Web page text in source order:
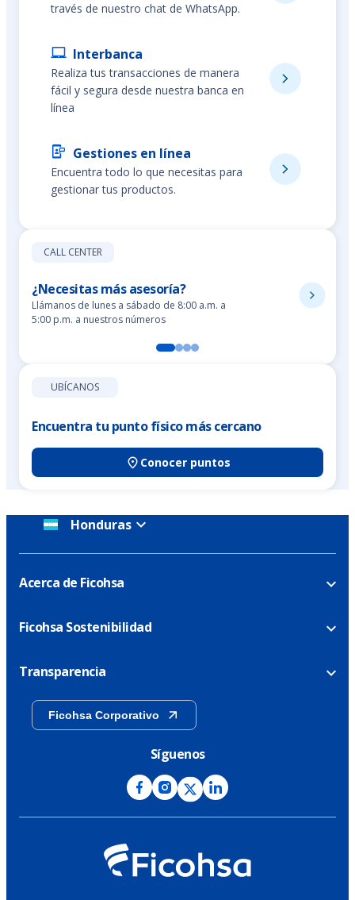
través de nuestro chat de WhatsApp.
Interbanca
Realiza tus transacciones de manera
fácil y segura desde nuestra banca en
línea
Gestiones en línea
Encuentra todo lo que necesitas para
gestionar tus productos.
CALL CENTER
¿Necesitas más asesoría?
Llámanos de lunes a sábado de 8:00 a.m. a
5:00 p.m. a nuestros números
UBÍCANOS
Encuentra tu punto físico más cercano
Conocer puntos
Honduras
Acerca de Ficohsa
Ficohsa Sostenibilidad
Transparencia
Ficohsa Corporativo
Síguenos